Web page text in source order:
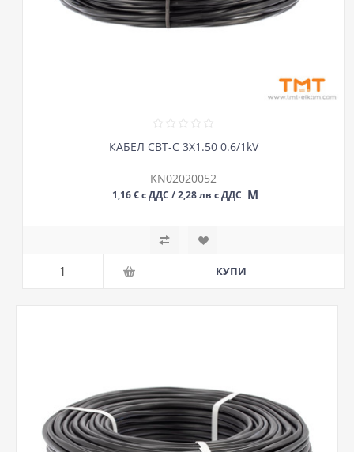
КАБЕЛ СВТ-С 3Х1.50 0.6/1kV
KN02020052
1,16 € с ДДС / 2,28 лв с ДДС М